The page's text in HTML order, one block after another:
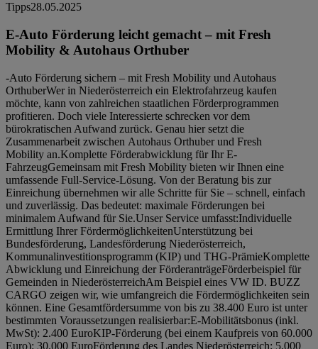
Tipps28.05.2025
E-Auto Förderung leicht gemacht – mit Fresh
Mobility & Autohaus Orthuber
-Auto Förderung sichern – mit Fresh Mobility und Autohaus
OrthuberWer in Niederösterreich ein Elektrofahrzeug kaufen
möchte, kann von zahlreichen staatlichen Förderprogrammen
profitieren. Doch viele Interessierte schrecken vor dem
bürokratischen Aufwand zurück. Genau hier setzt die
Zusammenarbeit zwischen Autohaus Orthuber und Fresh
Mobility an.Komplette Förderabwicklung für Ihr E-
FahrzeugGemeinsam mit Fresh Mobility bieten wir Ihnen eine
umfassende Full-Service-Lösung. Von der Beratung bis zur
Einreichung übernehmen wir alle Schritte für Sie – schnell, einfach
und zuverlässig. Das bedeutet: maximale Förderungen bei
minimalem Aufwand für Sie.Unser Service umfasst:Individuelle
Ermittlung Ihrer FördermöglichkeitenUnterstützung bei
Bundesförderung, Landesförderung Niederösterreich,
Kommunalinvestitionsprogramm (KIP) und THG-PrämieKomplette
Abwicklung und Einreichung der FörderanträgeFörderbeispiel für
Gemeinden in NiederösterreichAm Beispiel eines VW ID. BUZZ
CARGO zeigen wir, wie umfangreich die Fördermöglichkeiten sein
können. Eine Gesamtfördersumme von bis zu 38.400 Euro ist unter
bestimmten Voraussetzungen realisierbar:E-Mobilitätsbonus (inkl.
MwSt): 2.400 EuroKIP-Förderung (bei einem Kaufpreis von 60.000
Euro): 30.000 EuroFörderung des Landes Niederösterreich: 5.000